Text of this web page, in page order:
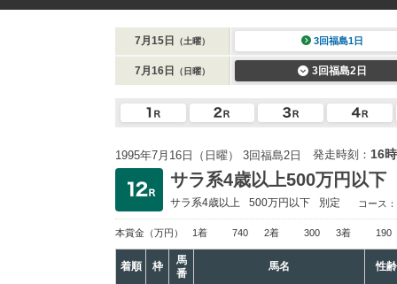
7月15日 （土曜） 3回福島1日
7月16日 （日曜） 3回福島2日
1995年7月16日（日曜） 3回福島2日 発走時刻： 16
サラ系4歳以上500万円以下
サラ系4歳以上 500万円以下 別定 コース：
本賞金 （万円） 1着 740 2着 300 3着 190
着順 枠
馬
番
馬名 性齢